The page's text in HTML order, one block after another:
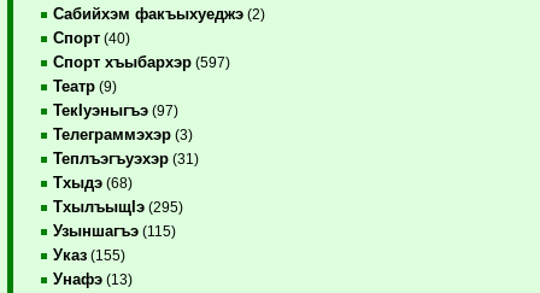
Сабийхэм факъыхуеджэ (2)
Спорт (40)
Спорт хъыбархэр (597)
Театр (9)
ТекIуэныгъэ (97)
Телеграммэхэр (3)
Теплъэгъуэхэр (31)
Тхыдэ (68)
ТхылъыщIэ (295)
Узыншагъэ (115)
Указ (155)
Унафэ (13)